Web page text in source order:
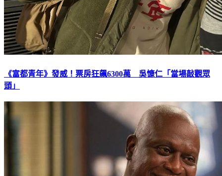
《富都青年》發威！票房狂飆6300萬 吳慷仁「當場敲觀眾
頭」